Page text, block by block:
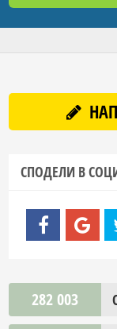
СПОДЕЛИ В
282 003